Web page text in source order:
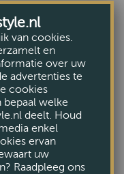
van cookies.
en
over uw
advertenties te
cookies
bepaal welke
deelt. Houd
enkel
ervan
uw
Raadpleeg ons